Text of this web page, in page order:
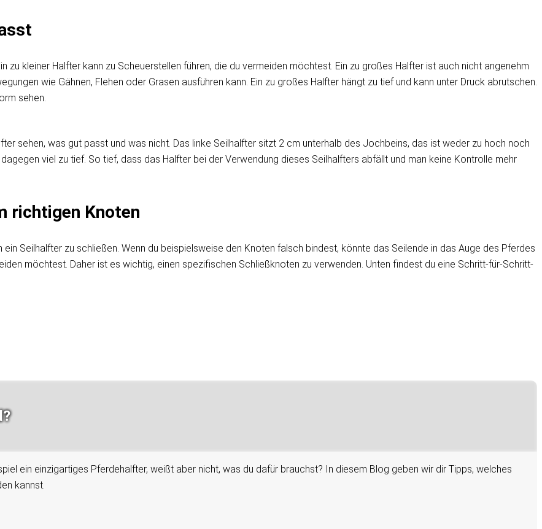
zu kleiner Halfter kann zu Scheuerstellen führen, die du vermeiden möchtest. Ein zu großes Halfter ist auch nicht angenehm
wie Gähnen, Flehen oder Grasen ausführen kann. Ein zu großes Halfter hängt zu tief und kann unter Druck abrutschen.
sehen.
sehen, was gut passt und was nicht. Das linke Seilhalfter sitzt 2 cm unterhalb des Jochbeins, das ist weder zu hoch noch
viel zu tief. So tief, dass das Halfter bei der Verwendung dieses Seilhalfters abfällt und man keine Kontrolle mehr
richtigen Knoten
Seilhalfter zu schließen. Wenn du beispielsweise den Knoten falsch bindest, könnte das Seilende in das Auge des Pferdes
möchtest. Daher ist es wichtig, einen spezifischen Schließknoten zu verwenden. Unten findest du eine Schritt-für-Schritt-
ein einzigartiges Pferdehalfter, weißt aber nicht, was du dafür brauchst? In diesem Blog geben wir dir Tipps, welches
kannst.